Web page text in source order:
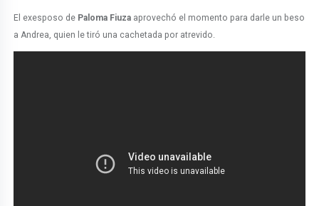
El exesposo de Paloma Fiuza aprovechó el momento para darle un beso
a Andrea, quien le tiró una cachetada por atrevido.